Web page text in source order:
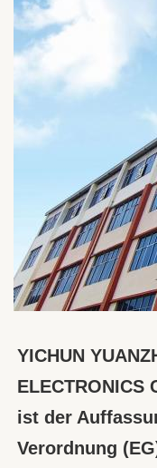
YICHUN
ELECTRONICS
ist der
Verordnung